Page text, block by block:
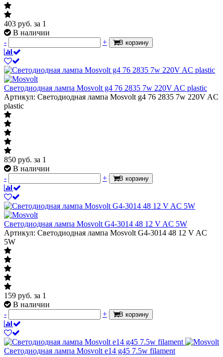
403 руб. за 1
В наличии
-
+ В корзину
Светодиодная лампа Mosvolt g4 76 2835 7w 220V AC plastic
Артикул: Светодиодная лампа Mosvolt g4 76 2835 7w 220V AC
plastic
850 руб. за 1
В наличии
-
+ В корзину
Светодиодная лампа Mosvolt G4-3014 48 12 V AC 5W
Артикул: Светодиодная лампа Mosvolt G4-3014 48 12 V AC
5W
159 руб. за 1
В наличии
-
+ В корзину
Светодиодная лампа Mosvolt e14 g45 7.5w filament